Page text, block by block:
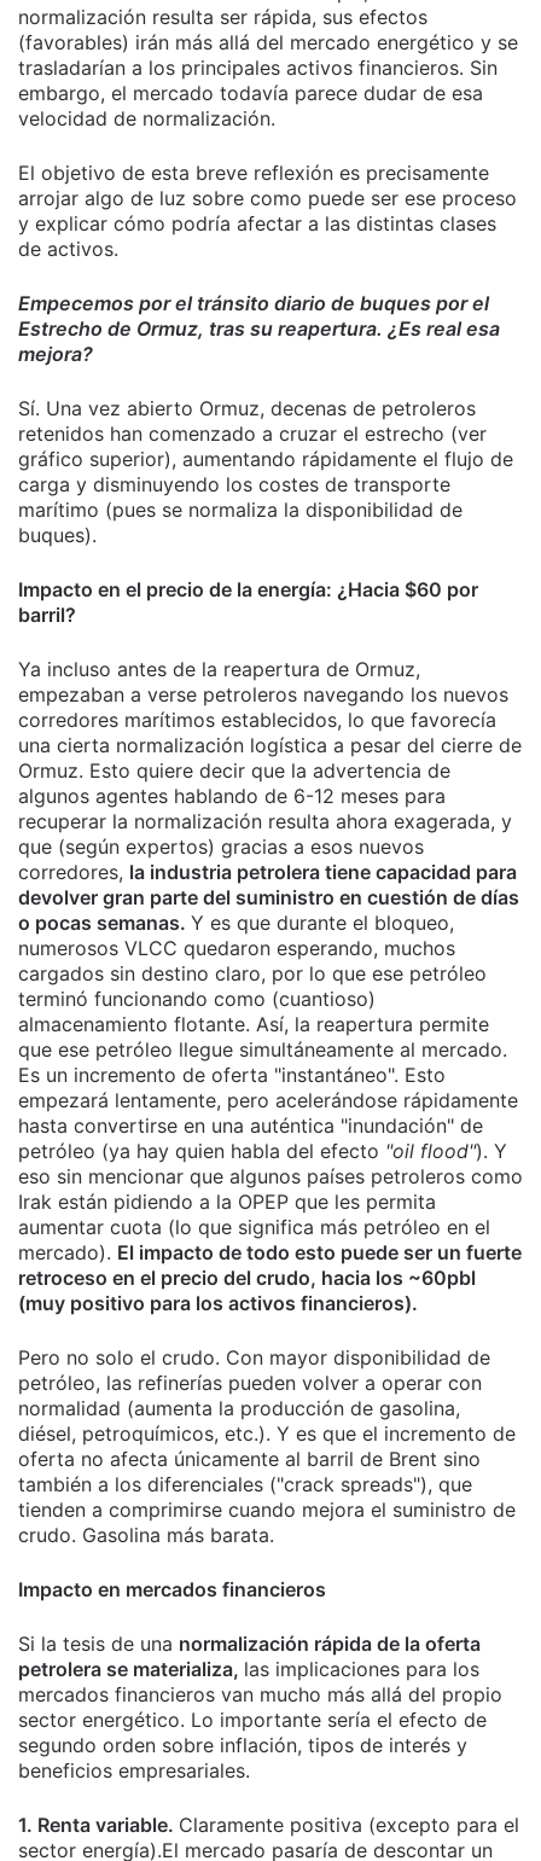
normalización resulta ser rápida, sus efectos
(favorables) irán más allá del mercado energético y se
trasladarían a los principales activos financieros. Sin
embargo, el mercado todavía parece dudar de esa
velocidad de normalización.
El objetivo de esta breve reflexión es precisamente
arrojar algo de luz sobre como puede ser ese proceso
y explicar cómo podría afectar a las distintas clases
de activos.
Empecemos por el tránsito diario de buques por el
Estrecho de Ormuz, tras su reapertura. ¿Es real esa
mejora?
Sí. Una vez abierto Ormuz, decenas de petroleros
retenidos han comenzado a cruzar el estrecho (ver
gráfico superior), aumentando rápidamente el flujo de
carga y disminuyendo los costes de transporte
marítimo (pues se normaliza la disponibilidad de
buques).
Impacto en el precio de la energía: ¿Hacia $60 por
barril?
Ya incluso antes de la reapertura de Ormuz,
empezaban a verse petroleros navegando los nuevos
corredores marítimos establecidos, lo que favorecía
una cierta normalización logística a pesar del cierre de
Ormuz. Esto quiere decir que la advertencia de
algunos agentes hablando de 6-12 meses para
recuperar la normalización resulta ahora exagerada, y
que (según expertos) gracias a esos nuevos
corredores, la industria petrolera tiene capacidad para
devolver gran parte del suministro en cuestión de días
o pocas semanas. Y es que durante el bloqueo,
numerosos VLCC quedaron esperando, muchos
cargados sin destino claro, por lo que ese petróleo
terminó funcionando como (cuantioso)
almacenamiento flotante. Así, la reapertura permite
que ese petróleo llegue simultáneamente al mercado.
Es un incremento de oferta "instantáneo". Esto
empezará lentamente, pero acelerándose rápidamente
hasta convertirse en una auténtica "inundación" de
petróleo (ya hay quien habla del efecto "oil flood"). Y
eso sin mencionar que algunos países petroleros como
Irak están pidiendo a la OPEP que les permita
aumentar cuota (lo que significa más petróleo en el
mercado). El impacto de todo esto puede ser un fuerte
retroceso en el precio del crudo, hacia los ~60pbl
(muy positivo para los activos financieros).
Pero no solo el crudo. Con mayor disponibilidad de
petróleo, las refinerías pueden volver a operar con
normalidad (aumenta la producción de gasolina,
diésel, petroquímicos, etc.). Y es que el incremento de
oferta no afecta únicamente al barril de Brent sino
también a los diferenciales ("crack spreads"), que
tienden a comprimirse cuando mejora el suministro de
crudo. Gasolina más barata.
Impacto en mercados financieros
Si la tesis de una normalización rápida de la oferta
petrolera se materializa, las implicaciones para los
mercados financieros van mucho más allá del propio
sector energético. Lo importante sería el efecto de
segundo orden sobre inflación, tipos de interés y
beneficios empresariales.
1. Renta variable. Claramente positiva (excepto para el
sector energía).El mercado pasaría de descontar un